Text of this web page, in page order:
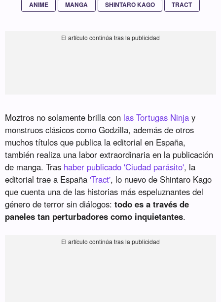
ANIME MANGA SHINTARO KAGO TRACT
Moztros no solamente brilla con las Tortugas Ninja y
monstruos clásicos como Godzilla, además de otros
muchos títulos que publica la editorial en España,
también realiza una labor extraordinaria en la publicación
de manga. Tras haber publicado 'Ciudad parásito', la
editorial trae a España'Tract', lo nuevo de Shintaro Kago
que cuenta una de las historias más espeluznantes del
género de terror sin diálogos:todo es a través de
paneles tan perturbadores como inquietantes.